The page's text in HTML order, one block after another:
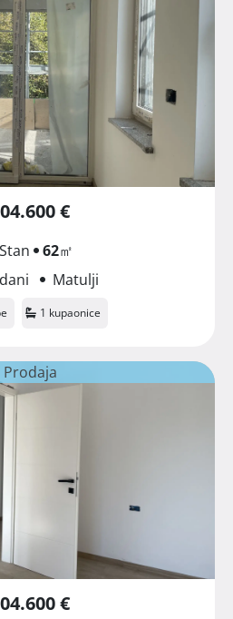
€
Stan 62㎡
Matulji
1 kupaonice
Prodaja
€